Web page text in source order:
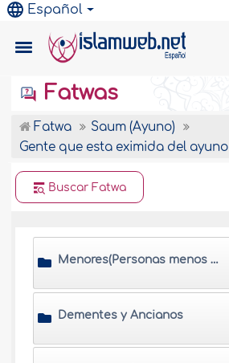
Español
Fatwas
Fatwa
Saum (Ayuno)
Gente que esta eximida del ayuno
Buscar Fatwa
Menores(Personas menos de los años de pubertad)
Dementes y Ancianos